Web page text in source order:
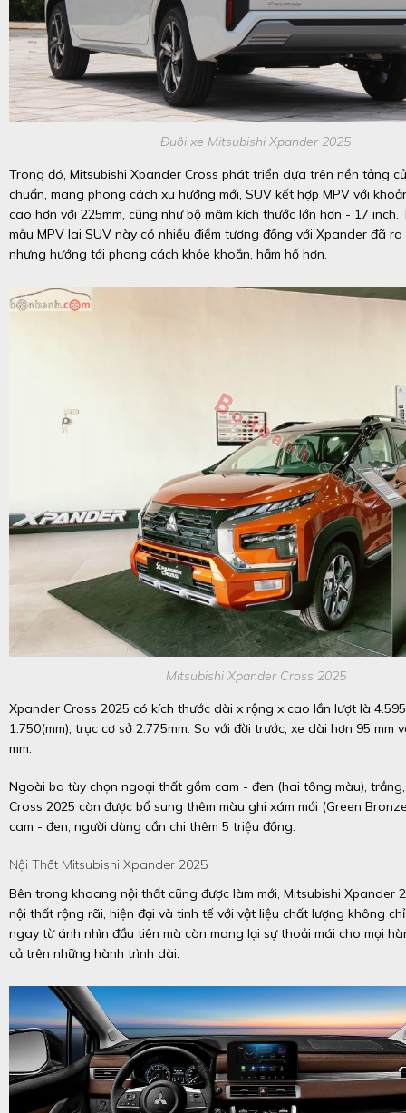
Đuôi xe Mitsubishi Xpander 2025
Trong đó, Mitsubishi Xpander Cross phát triển dựa trên nền tảng
chuẩn, mang phong cách xu hướng mới, SUV kết hợp MPV với
cao hơn với 225mm, cũng như bộ mâm kích thước lớn hơn - 17 inch.
mẫu MPV lai SUV này có nhiều điểm tương đồng với Xpander đã
nhưng hướng tới phong cách khỏe khoắn, hầm hố hơn.
Mitsubishi Xpander Cross 2025
Xpander Cross 2025 có kích thước dài x rộng x cao lần lượt là
1.750(mm), trục cơ sở 2.775mm. So với đời trước, xe dài hơn 95 mm
mm.
Ngoài ba tùy chọn ngoại thất gồm cam - đen (hai tông màu),
Cross 2025 còn được bổ sung thêm màu ghi xám mới (Green
cam - đen, người dùng cần chi thêm 5 triệu đồng.
Nội Thất Mitsubishi Xpander 2025
Bên trong khoang nội thất cũng được làm mới, Mitsubishi Xpander
nội thất rộng rãi, hiện đại và tinh tế với vật liệu chất lượng không
ngay từ ánh nhìn đầu tiên mà còn mang lại sự thoải mái cho mọi
cả trên những hành trình dài.